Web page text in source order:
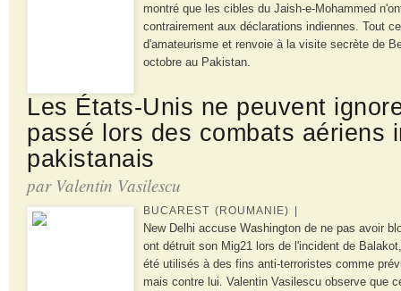
montré que les cibles du Jaish-e-Mohammed
contrairement aux déclarations indiennes. Tout
d'amateurisme et renvoie à la visite secrète de
octobre au Pakistan.
Les États-Unis ne peuvent
passé lors des combats aériens
pakistanais
par Valentin Vasilescu
BUCAREST (ROUMANIE) |
New Delhi accuse Washington de ne pas avoir
ont détruit son Mig21 lors de l'incident de
été utilisés à des fins anti-terroristes comme
mais contre lui. Valentin Vasilescu observe que